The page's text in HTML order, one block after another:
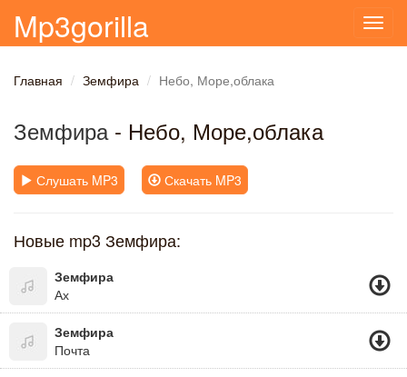
Mp3gorilla
Главная Земфира Небо, Море,облака
Земфира- Небо, Море,облака
Слушать MP3 Скачать MP3
Новые mp3 Земфира:
Земфира
Ах
Земфира
Почта